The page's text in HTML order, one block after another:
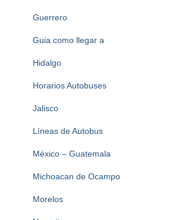
Guerrero
Guia como llegar a
Hidalgo
Horarios Autobuses
Jalisco
Líneas de Autobus
México – Guatemala
Michoacan de Ocampo
Morelos